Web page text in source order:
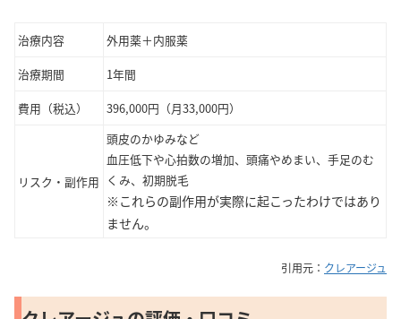
治療内容
外用薬＋内服薬
治療期間
1年間
費用（税込）
396,000円（月33,000円）
リスク・副作用
頭皮のかゆみなど
血圧低下や心拍数の増加、頭痛やめまい、手足のむ
くみ、初期脱毛
※これらの副作用が実際に起こったわけではあり
ません。
引用元： クレアージュ